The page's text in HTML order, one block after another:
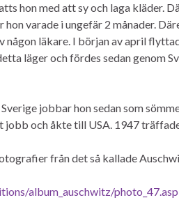
hon med att sy och laga kläder.
varade i ungefär 2 månader.
någon läkare. I början av april
läger och fördes sedan genom
jobbar hon sedan som
och åkte till USA. 1947
från det så kallade
album_auschwitz/photo_47.asp